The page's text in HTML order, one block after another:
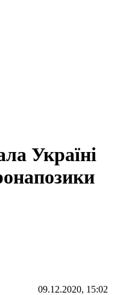
Україні
09.12.2020, 15:02